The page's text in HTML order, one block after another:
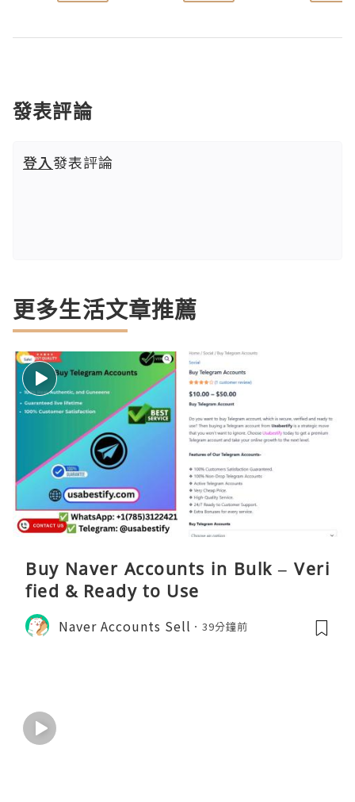
發表評論
登入發表評論
更多生活文章推薦
Buy Naver Accounts in Bulk – Veri
fied & Ready to Use
Naver Accounts Sell 39分鐘前